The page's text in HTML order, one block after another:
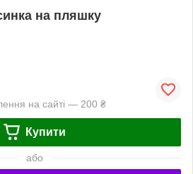
на пляшку
на сайті — 200 ₴
Купити
або